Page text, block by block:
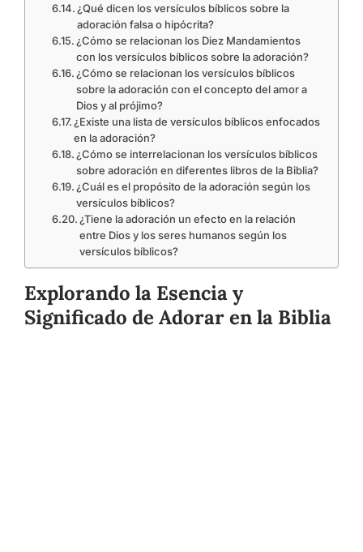
¿Qué dicen los versículos bíblicos sobre la
adoración falsa o hipócrita?
¿Cómo se relacionan los Diez Mandamientos
con los versículos bíblicos sobre la adoración?
¿Cómo se relacionan los versículos bíblicos
sobre la adoración con el concepto del amor a
Dios y al prójimo?
¿Existe una lista de versículos bíblicos enfocados
en la adoración?
¿Cómo se interrelacionan los versículos bíblicos
sobre adoración en diferentes libros de la Biblia?
¿Cuál es el propósito de la adoración según los
versículos bíblicos?
¿Tiene la adoración un efecto en la relación
entre Dios y los seres humanos según los
versículos bíblicos?
Explorando la Esencia y
Significado de Adorar en la Biblia